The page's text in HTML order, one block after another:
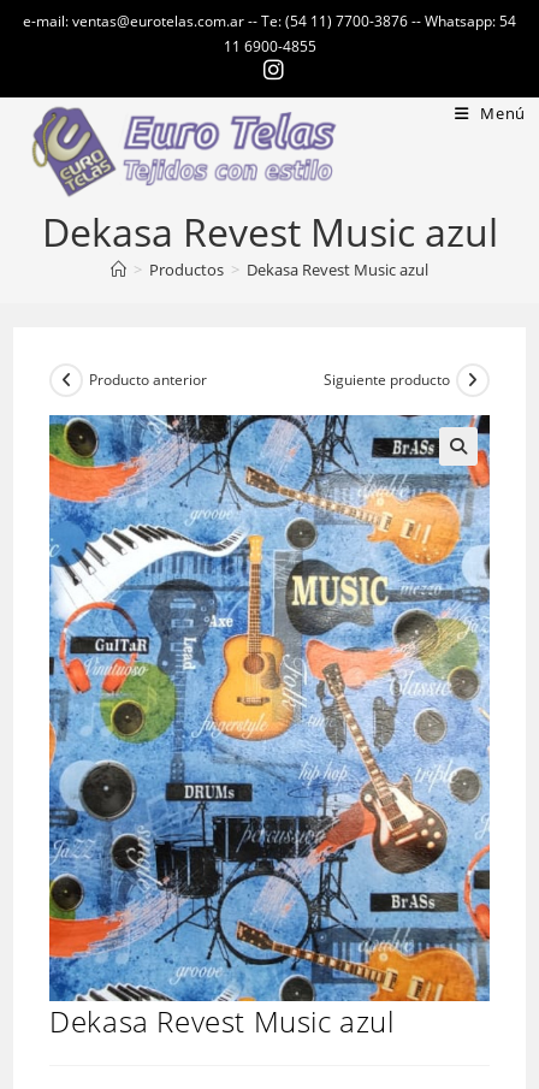
e-mail: ventas@eurotelas.com.ar -- Te: (54 11) 7700-3876 -- Whatsapp: 54
11 6900-4855
Menú
Dekasa Revest Music azul
> Productos > Dekasa Revest Music azul
Producto anterior Siguiente producto
Dekasa Revest Music azul